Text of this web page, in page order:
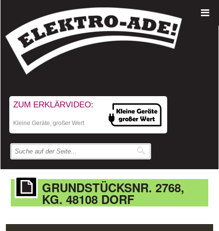
ZUM ERKLÄRVIDEO:
Kleine Geräte, großer Wert
GRUNDSTÜCKSNR. 2768,
KG. 48108 DORF